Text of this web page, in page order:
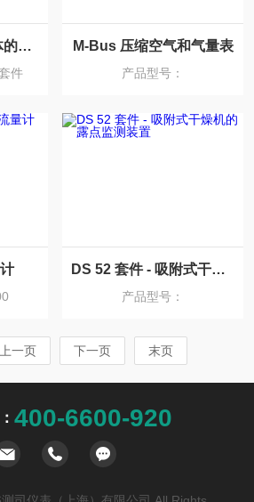
监测压缩空气和气体的耗量计
件
M-Bus 压缩空气和气量表
产品型号：
DS 52 套件 - 吸附式干燥机的露点监测装置
产品型号：
上一页 下一页 末页
400-6600-920